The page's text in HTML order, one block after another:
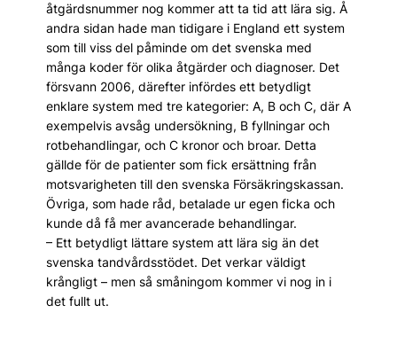
åtgärdsnummer nog kommer att ta tid att lära sig. Å
andra sidan hade man tidigare i England ett system
som till viss del påminde om det svenska med
många koder för olika åtgärder och diagnoser. Det
försvann 2006, därefter infördes ett betydligt
enklare system med tre kategorier: A, B och C, där A
exempelvis avsåg undersökning, B fyllningar och
rotbehandlingar, och C kronor och broar. Detta
gällde för de patienter som fick ersättning från
motsvarigheten till den svenska Försäkringskassan.
Övriga, som hade råd, betalade ur egen ficka och
kunde då få mer avancerade behandlingar.
– Ett betydligt lättare system att lära sig än det
svenska tandvårdsstödet. Det verkar väldigt
krångligt – men så småningom kommer vi nog in i
det fullt ut.